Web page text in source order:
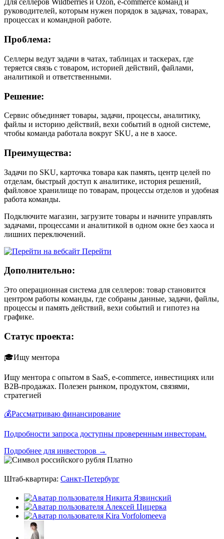
Для селлеров Wildberries и Ozon, e-commerce команд и
руководителей, которым нужен порядок в задачах, товарах,
процессах и командной работе.
Проблема:
Селлеры ведут задачи в чатах, таблицах и таскерах, где
теряется связь с товаром, историей действий, файлами,
аналитикой и ответственными.
Решение:
Сервис объединяет товары, задачи, процессы, аналитику,
файлы и историю действий, вехи событий в одной системе,
чтобы команда работала вокруг SKU, а не в хаосе.
Преимущества:
Задачи по SKU, карточка товара как память, центр целей по
отделам, быстрый доступ к аналитике, история решений,
файловое хранилище по товарам, процессы отделов и удобная
работа команды.
Подключите магазин, загрузите товары и начните управлять
задачами, процессами и аналитикой в одном окне без хаоса и
лишних переключений.
Перейти
Дополнительно:
Это операционная система для селлеров: товар становится
центром работы команды, где собраны данные, задачи, файлы,
процессы и память действий, вехи событий и гипотез на
графике.
Статус проекта:
🎓Ищу ментора
Ищу ментора с опытом в SaaS, e-commerce, инвестициях или
B2B-продажах. Полезен рынком, продуктом, связями,
стратегией
💰Рассматриваю финансирование
Подробности запроса доступны проверенным инвесторам.
Подробнее для инвесторов →
Платно
Штаб-квартира: Санкт-Петербург